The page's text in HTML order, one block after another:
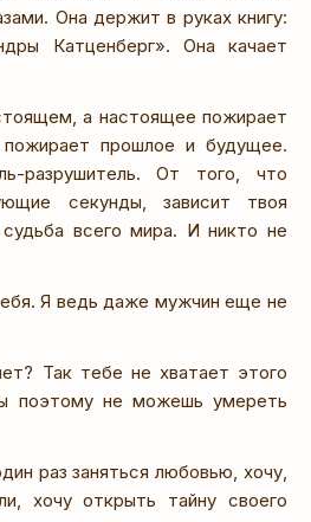
Она держит в руках книгу:
Катценберг». Она качает
а настоящее пожирает
прошлое и будущее.
разрушитель. От того, что
секунды, зависит твоя
всего мира. И никто не
Я ведь даже мужчин еще не
Так тебе не хватает этого
поэтому не можешь умереть
раз заняться любовью, хочу,
хочу открыть тайну своего